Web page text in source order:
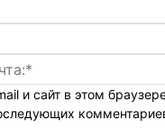
и сайт в этом